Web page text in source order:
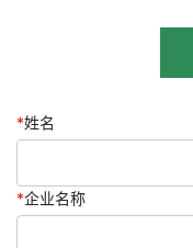
*姓名
*企业名称